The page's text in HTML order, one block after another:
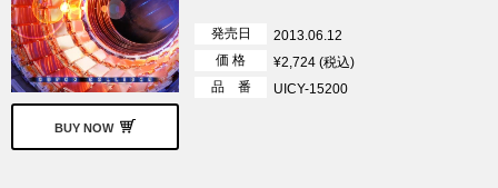
BUY NOW
発売日
2013.06.12
価 格
¥2,724 (税込)
品 番
UICY-15200